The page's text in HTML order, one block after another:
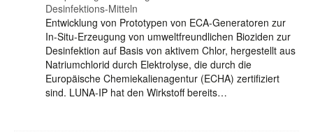
Desinfektions-Mitteln
Entwicklung von Prototypen von ECA-Generatoren zur
In-Situ-Erzeugung von umweltfreundlichen Bioziden zur
Desinfektion auf Basis von aktivem Chlor, hergestellt aus
Natriumchlorid durch Elektrolyse, die durch die
Europäische Chemiekalienagentur (ECHA) zertifiziert
sind. LUNA-IP hat den Wirkstoff bereits…